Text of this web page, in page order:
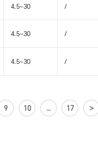
4.5~30 /
4.5~30 /
4.5~30 /
9 10 ... 17 >